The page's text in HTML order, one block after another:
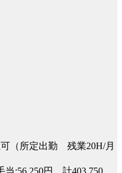
（所定出勤 残業20H/月
当:56,250円 計403,750